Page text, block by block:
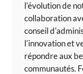
l'évolution de
collaboration
conseil
l'innovation et
répondre aux
communautés.